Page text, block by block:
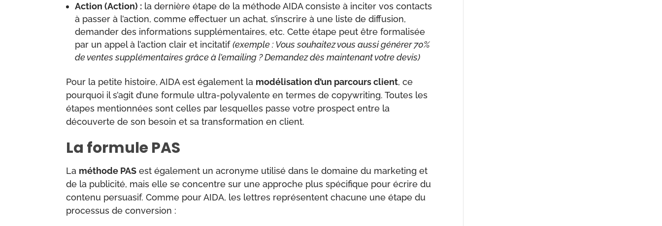
Action (Action) : la dernière étape de la méthode AIDA consiste à inciter vos contacts
à passer à l’action, comme effectuer un achat, s’inscrire à une liste de diffusion,
demander des informations supplémentaires, etc. Cette étape peut être formalisée
par un appel à l’action clair et incitatif(exemple : Vous souhaitez vous aussi générer 70%
de ventes supplémentaires grâce à l’emailing ? Demandez dès maintenant votre devis)
Pour la petite histoire, AIDA est également la modélisation d’un parcours client, ce
pourquoi il s’agit d’une formule ultra-polyvalente en termes de copywriting. Toutes les
étapes mentionnées sont celles par lesquelles passe votre prospect entre la
découverte de son besoin et sa transformation en client.
La formule PAS
La méthode PAS est également un acronyme utilisé dans le domaine du marketing et
de la publicité, mais elle se concentre sur une approche plus spécifique pour écrire du
contenu persuasif. Comme pour AIDA, les lettres représentent chacune une étape du
processus de conversion :